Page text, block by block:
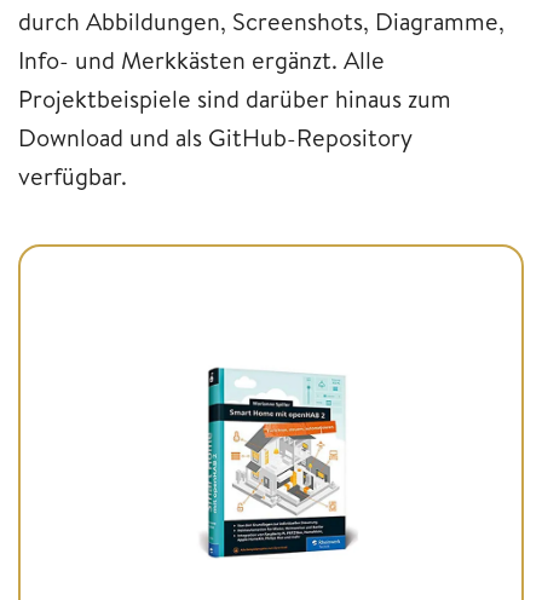
durch Abbildungen, Screenshots, Diagramme,
Info- und Merkkästen ergänzt. Alle
Projektbeispiele sind darüber hinaus zum
Download und als GitHub-Repository
verfügbar.